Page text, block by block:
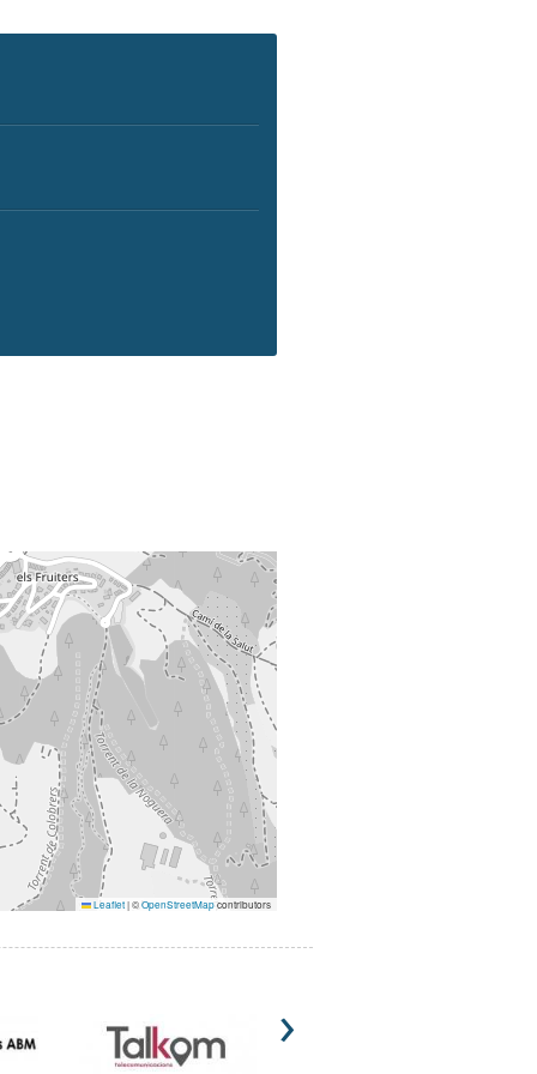
Leaflet|©OpenStreetMapcontributors
›